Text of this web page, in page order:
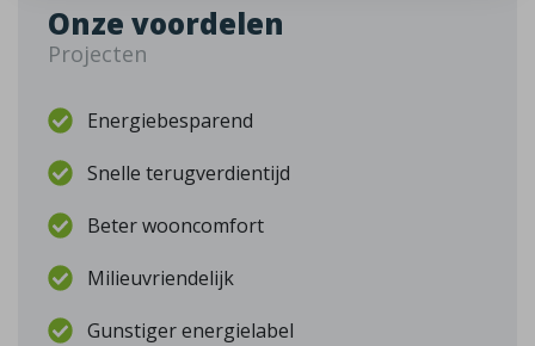
Onze voordelen
Projecten
Energiebesparend
Snelle terugverdientijd
Beter wooncomfort
Milieuvriendelijk
Gunstiger energielabel